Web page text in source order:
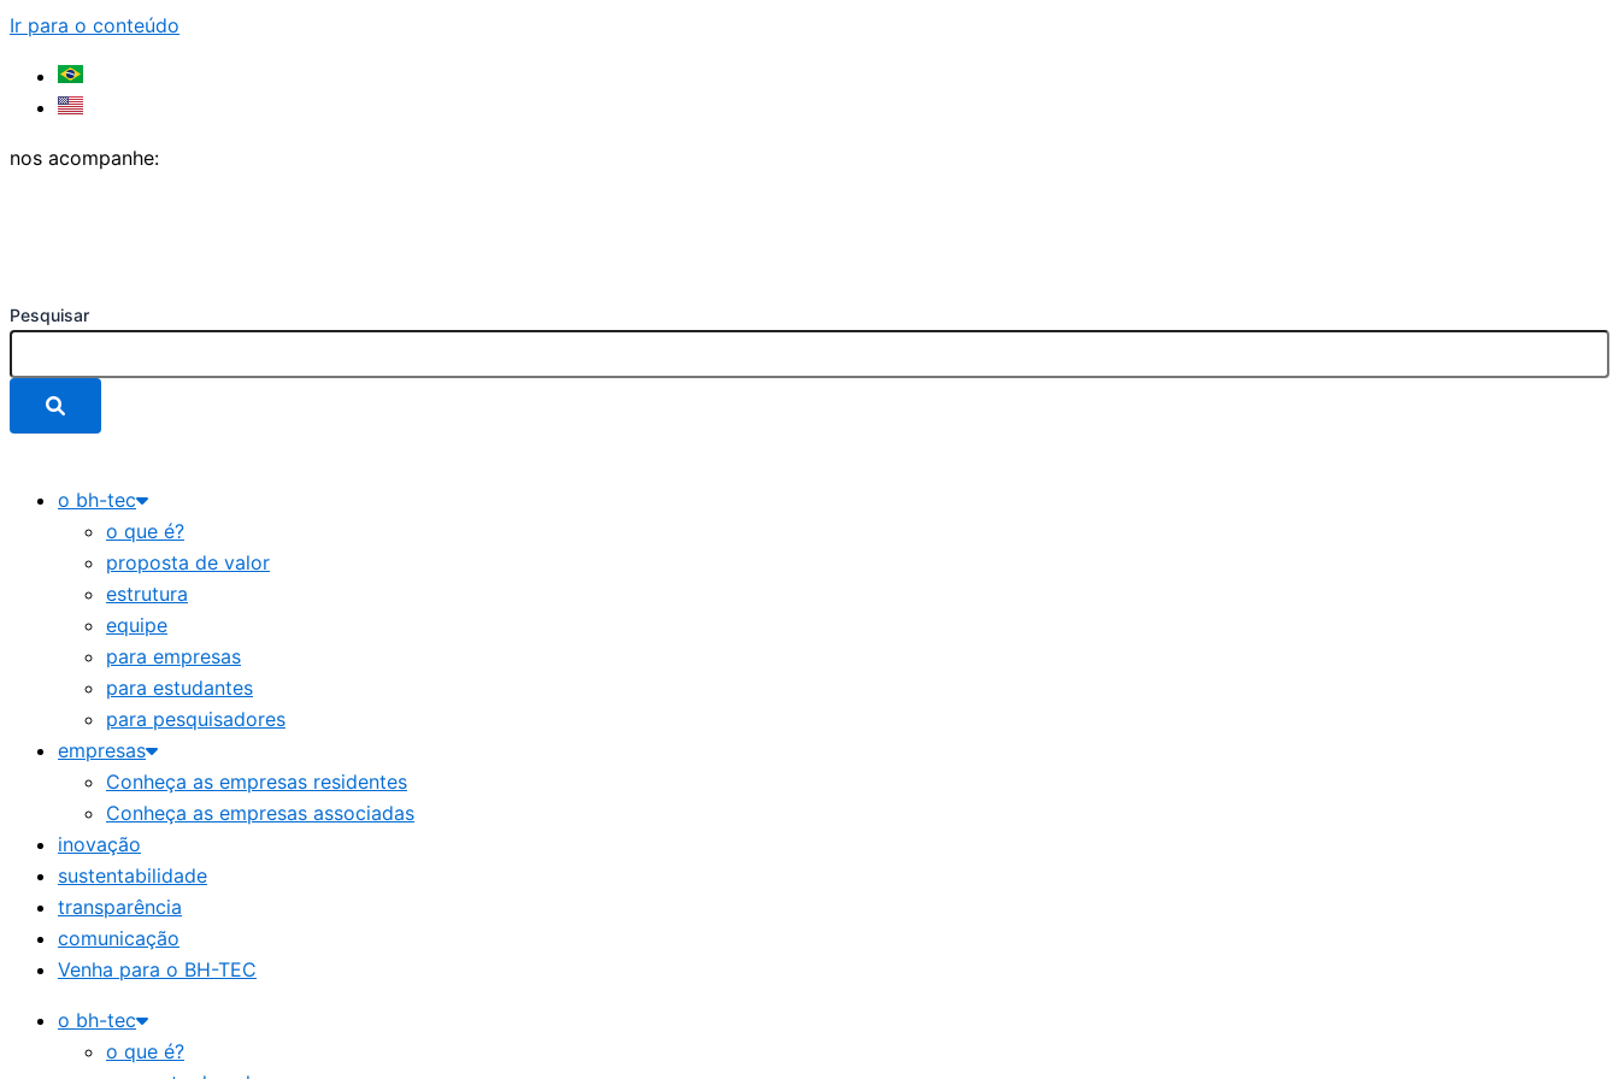
Ir para o conteúdo
nos acompanhe:
Pesquisar
o bh-tec
o que é?
proposta de valor
estrutura
equipe
para empresas
para estudantes
para pesquisadores
empresas
Conheça as empresas residentes
Conheça as empresas associadas
inovação
sustentabilidade
transparência
comunicação
Venha para o BH-TEC
o bh-tec
o que é?